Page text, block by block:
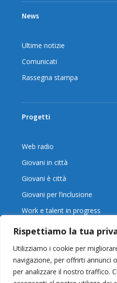
Rispettiamo la tua
Utilizziamo i cookie per
navigazione, per offrirti annunci
per analizzare il nostro traffico.
News
Ultime notizie
Comunicati
Rassegna stampa
Progetti
Web radio
Giovani in città
Giovani è città
Giovani per l’inclusione
Work e talent in progress
Policy
Privacy Policy